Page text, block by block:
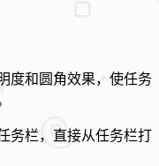
度和圆角效果，使任务
务栏，直接从任务栏打